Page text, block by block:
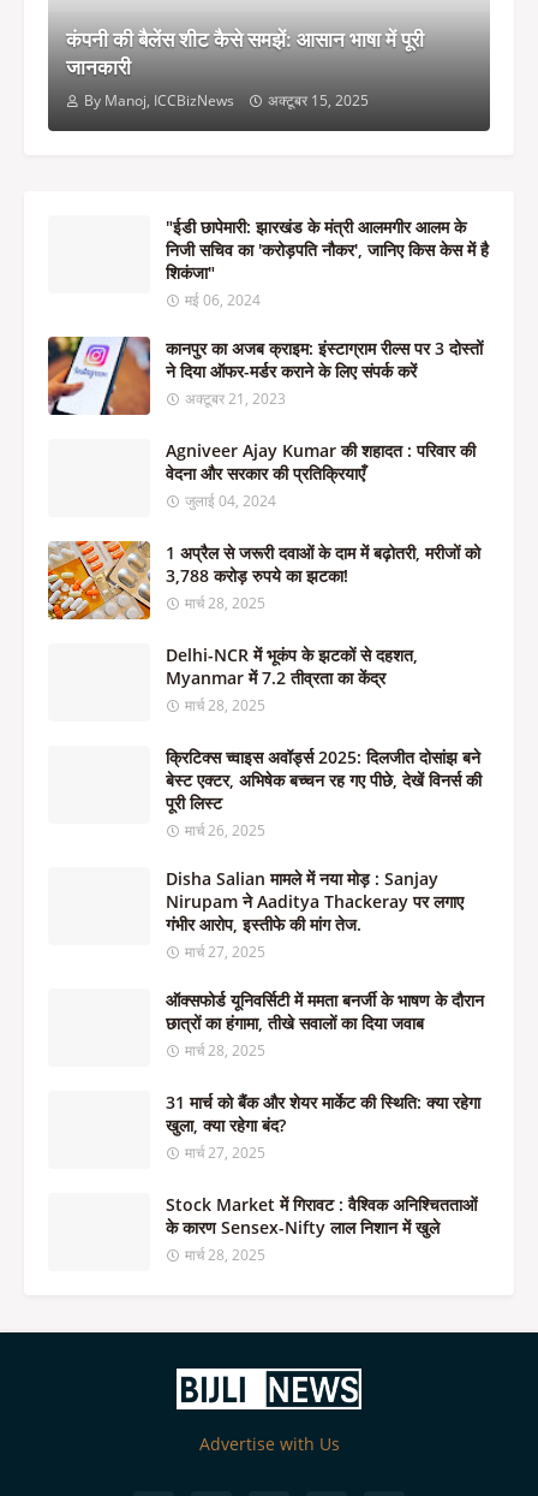
कंपनी की बैलेंस शीट कैसे समझें: आसान भाषा में पूरी
जानकारी
By Manoj, ICCBizNews अक्टूबर 15, 2025
"ईडी छापेमारी: झारखंड के मंत्री आलमगीर आलम के
निजी सचिव का 'करोड़पति नौकर', जानिए किस केस में है
शिकंजा"
मई 06, 2024
कानपुर का अजब क्राइम: इंस्टाग्राम रील्स पर 3 दोस्तों
ने दिया ऑफर-मर्डर कराने के लिए संपर्क करें
अक्टूबर 21, 2023
Agniveer Ajay Kumar की शहादत : परिवार की
वेदना और सरकार की प्रतिक्रियाएँ
जुलाई 04, 2024
1 अप्रैल से जरूरी दवाओं के दाम में बढ़ोतरी, मरीजों को
3,788 करोड़ रुपये का झटका!
मार्च 28, 2025
Delhi-NCR में भूकंप के झटकों से दहशत,
Myanmar में 7.2 तीव्रता का केंद्र
मार्च 28, 2025
क्रिटिक्स च्वाइस अवॉर्ड्स 2025: दिलजीत दोसांझ बने
बेस्ट एक्टर, अभिषेक बच्चन रह गए पीछे, देखें विनर्स की
पूरी लिस्ट
मार्च 26, 2025
Disha Salian मामले में नया मोड़ : Sanjay
Nirupam ने Aaditya Thackeray पर लगाए
गंभीर आरोप, इस्तीफे की मांग तेज.
मार्च 27, 2025
ऑक्सफोर्ड यूनिवर्सिटी में ममता बनर्जी के भाषण के दौरान
छात्रों का हंगामा, तीखे सवालों का दिया जवाब
मार्च 28, 2025
31 मार्च को बैंक और शेयर मार्केट की स्थिति: क्या रहेगा
खुला, क्या रहेगा बंद?
मार्च 27, 2025
Stock Market में गिरावट : वैश्विक अनिश्चितताओं
के कारण Sensex-Nifty लाल निशान में खुले
मार्च 28, 2025
Advertise with Us